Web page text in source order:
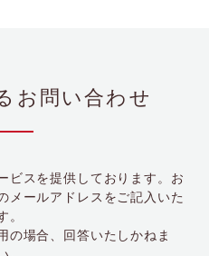
お問い合わせ
ビスを提供しております。お
メールアドレスをご記入いた
。
の場合、回答いたしかねま